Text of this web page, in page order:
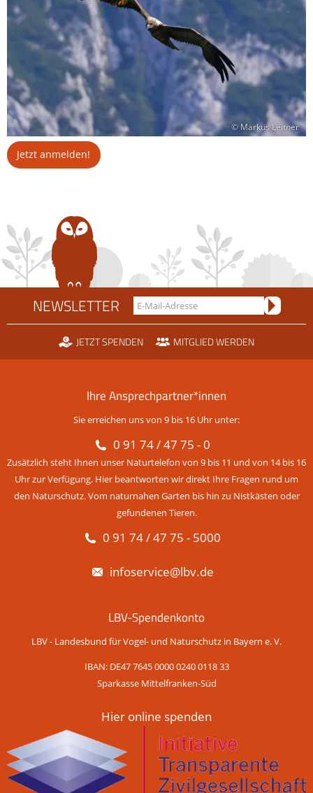
© Markus Leitner
Jetzt anmelden!
NEWSLETTER
JETZT SPENDEN MITGLIED WERDEN
Ihre Ansprechpartner*innen
Sie erreichen uns von 9 bis 16 Uhr unter:
0 91 74 / 47 75 - 0
Zusätzlich steht Ihnen unser Naturtelefon von 9 bis 11 und von 14 bis 16
Uhr zur Verfügung. Hier beantworten wir direkt Ihre Fragen rund um
den Naturschutz. Vom naturnahen Garten bis hin zu Nistkästen oder
gefundenen Tieren.
0 91 74 / 47 75 - 5000
infoservice@lbv.de
LBV-Spendenkonto
LBV - Landesbund für Vogel- und Naturschutz in Bayern e. V.
IBAN: DE47 7645 0000 0240 0118 33
Sparkasse Mittelfranken-Süd
Hier online spenden